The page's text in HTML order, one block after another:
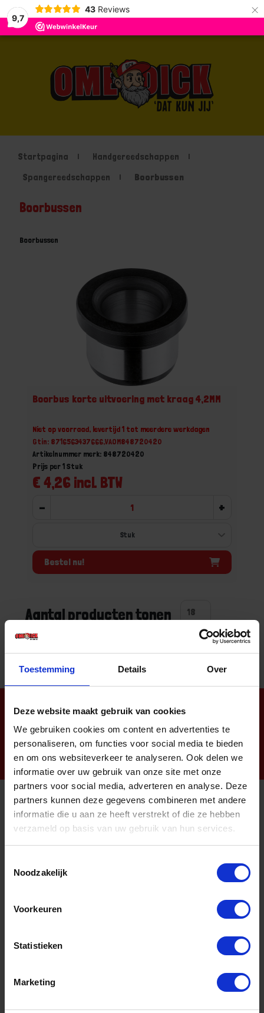
Toestemming Details Over
Deze website maakt gebruik van cookies
We gebruiken cookies om content en advertenties te
personaliseren, om functies voor social media te bieden
en om ons websiteverkeer te analyseren. Ook delen we
informatie over uw gebruik van onze site met onze
partners voor social media, adverteren en analyse. Deze
partners kunnen deze gegevens combineren met andere
informatie die u aan ze heeft verstrekt of die ze hebben
verzameld op basis van uw gebruik van hun services.
Noodzakelijk
Voorkeuren
Statistieken
Marketing
9,7
43 Reviews ×
Startpagina
Handgereedschappen
Spangereedschappen
Boorbussen
Boorbussen
Boorbussen
Boorbus korte uitvoering met kraag 4,2MM
Niet op voorraad, levertijd 1 tot meerdere werkdagen
Gtin: 8716563437666,VAOM848720420
Artikelnummer merk: 848720420
€ 4,26 incl. BTW
Prijs per 1 Stuk
- +
Bestel nu!
Aantal producten tonen
Nieuwsbrief
Informatie
Klachtenregeling Ome Dick
Privacyverklaring Ome Dick